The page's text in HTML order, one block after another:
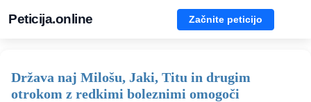
Peticija.online Začnite peticijo
Država naj Milošu, Jaki, Titu in drugim
otrokom z redkimi boleznimi omogoči